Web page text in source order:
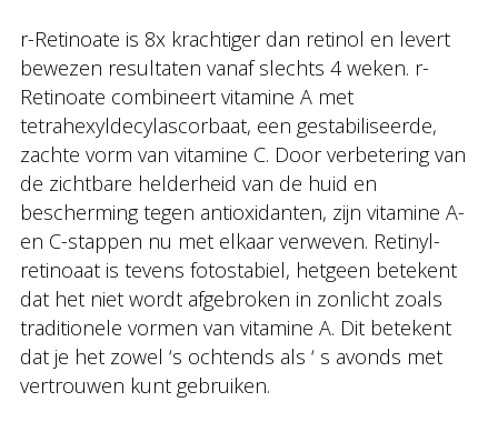
r-Retinoate is 8x krachtiger dan retinol en levert
bewezen resultaten vanaf slechts 4 weken. r-
Retinoate combineert vitamine A met
tetrahexyldecylascorbaat, een gestabiliseerde,
zachte vorm van vitamine C. Door verbetering van
de zichtbare helderheid van de huid en
bescherming tegen antioxidanten, zijn vitamine A-
en C-stappen nu met elkaar verweven. Retinyl-
retinoaat is tevens fotostabiel, hetgeen betekent
dat het niet wordt afgebroken in zonlicht zoals
traditionele vormen van vitamine A. Dit betekent
dat je het zowel ‘s ochtends als ‘ s avonds met
vertrouwen kunt gebruiken.